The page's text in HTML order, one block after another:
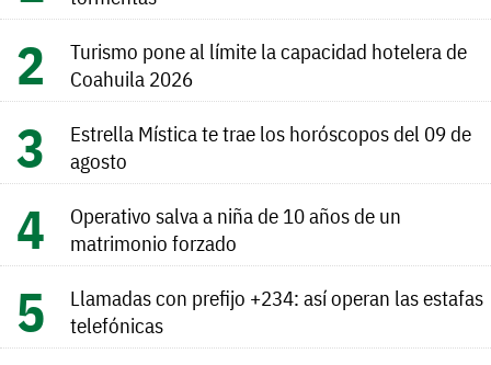
Turismo pone al límite la capacidad hotelera de
Coahuila 2026
Estrella Mística te trae los horóscopos del 09 de
agosto
Operativo salva a niña de 10 años de un
matrimonio forzado
Llamadas con prefijo +234: así operan las estafas
telefónicas